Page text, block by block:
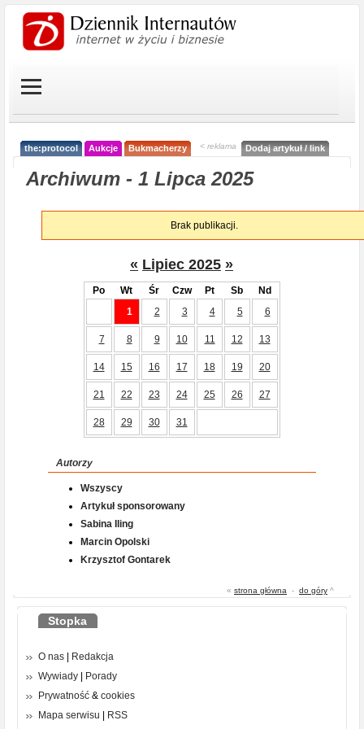
the:protocol Aukcje Bukmacherzy < reklama Dodaj artykuł / link
Archiwum - 1 Lipca 2025
Brak publikacji.
« Lipiec 2025 »
Po Wt Śr Czw Pt Sb
Nd
1
2 3 4 5 6
7 8 9 10 11 12 13
14 15 16 17 18 19 20
21 22 23 24 25 26 27
28 29 30 31
Autorzy
Wszyscy
Artykuł sponsorowany
Sabina Iling
Marcin Opolski
Krzysztof Gontarek
« strona główna - do góry ^
Stopka
O nas
Redakcja
Wywiady
Porady
Prywatność & cookies
Mapa serwisu
RSS